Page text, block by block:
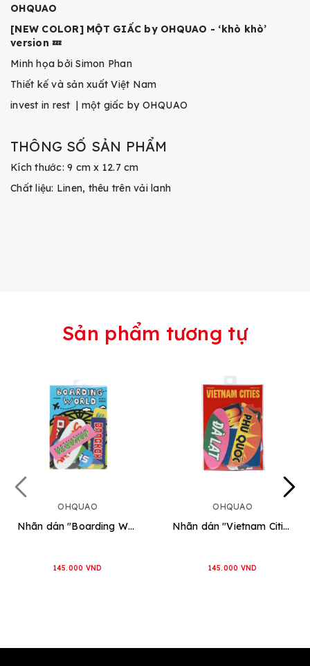
OHQUAO
[NEW COLOR] MỘT GIẤC by OHQUAO - ‘khò khò’
version 💤
Minh họa bởi Simon Phan
Thiết kế và sản xuất Việt Nam
invest in rest | một giấc by OHQUAO
THÔNG SỐ SẢN PHẨM
Kích thước: 9 cm x 12.7 cm
Chất liệu: Linen, thêu trên vải lanh
Sản phẩm tương tự
OHQUAO
Nhãn dán "Boarding World"
145.000 VND
OHQUAO
Nhãn dán "Vietnam Cities"
145.000 VND